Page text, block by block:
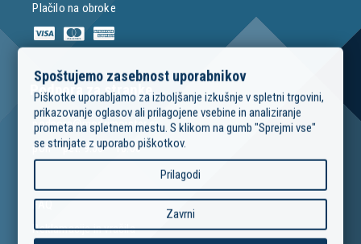
Plačilo na obroke
Podpora za stranke
podpora@modrimojster.si
pon – pet: 9:00 – 16:00
FAQ
Reklamacije in vračila
Spoštujemo zasebnost uporabnikov
Piškotke uporabljamo za izboljšanje izkušnje v spletni trgovini,
prikazovanje oglasov ali prilagojene vsebine in analiziranje
prometa na spletnem mestu. S klikom na gumb "Sprejmi vse"
se strinjate z uporabo piškotkov.
Prilagodi
Zavrni